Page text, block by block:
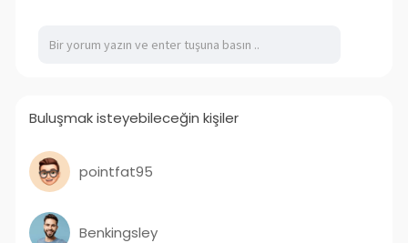
Buluşmak isteyebileceğin kişiler
pointfat95
Benkingsley